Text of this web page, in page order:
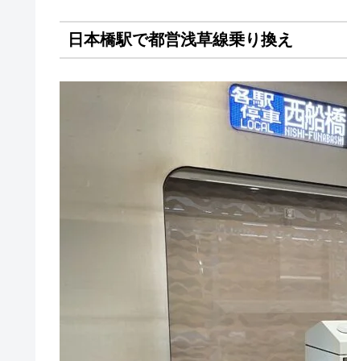
日本橋駅で都営浅草線乗り換え